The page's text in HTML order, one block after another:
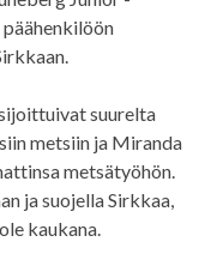
suurelta
metsiin ja Miranda
metsätyöhön.
ja suojella Sirkkaa,
kaukana.